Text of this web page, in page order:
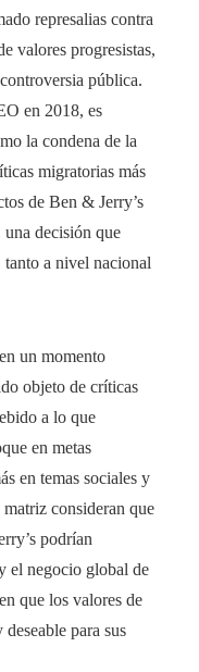
represalias contra
valores progresistas,
pública.
en 2018, es
la condena de la
migratorias más
de Ben & Jerry’s
una decisión que
a nivel nacional
un momento
objeto de críticas
a lo que
en metas
en temas sociales y
consideran que
podrían
el negocio global de
que los valores de
para sus